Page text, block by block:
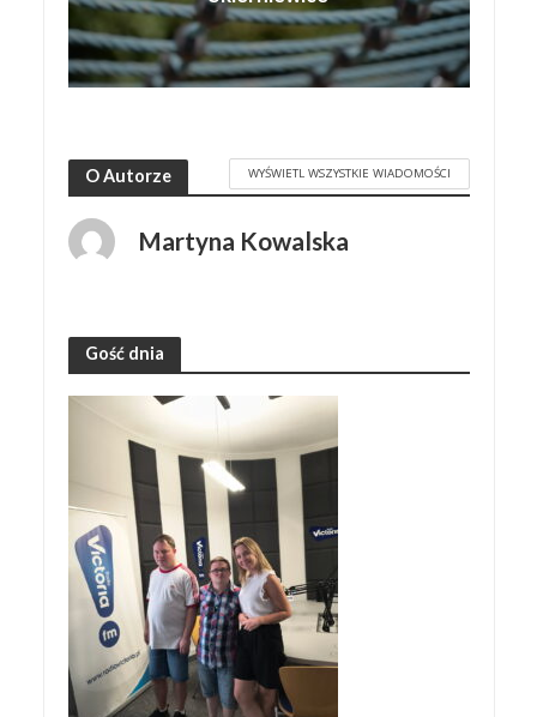
O Autorze WYŚWIETL WSZYSTKIE WIADOMOŚCI
Martyna Kowalska
Gość dnia